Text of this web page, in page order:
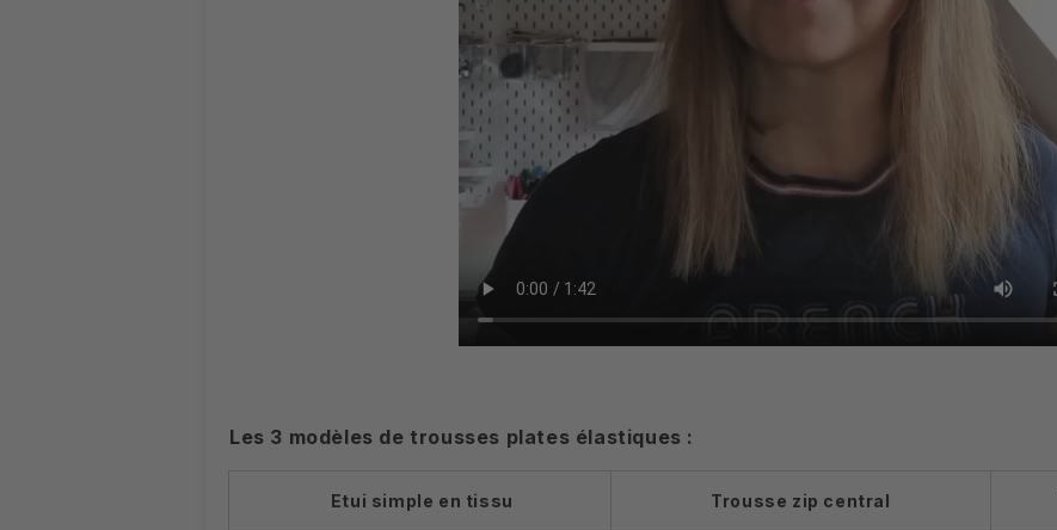
Les 3 modèles de trousses plates élastiques :
Etui simple en tissu Trousse zip central